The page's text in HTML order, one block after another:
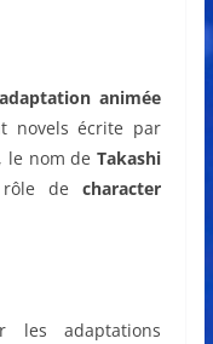
adaptation animée
novels écrite par
le nom deTakashi
rôle decharacter
les adaptations